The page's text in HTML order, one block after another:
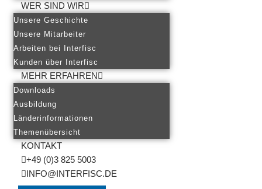
WER SIND WIR
Unsere Geschichte
Unsere Mitarbeiter
Arbeiten bei Interfisc
Kunden über Interfisc
MEHR ERFAHREN
Downloads
Ausbildung
Länderinformationen
Themenübersicht
KONTAKT
+49 (0)3 825 5003
INFO@INTERFISC.DE